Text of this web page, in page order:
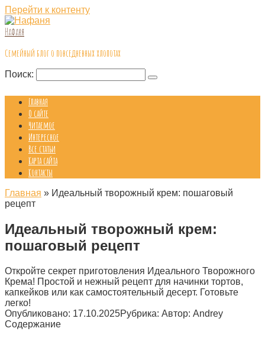
Перейти к контенту
Нафаня
Семейный блог о повседневных хлопотах
Поиск:
Главная
О сайте
Читаемое
Интересное
Все статьи
Карта сайта
Контакты
Главная » Идеальный творожный крем: пошаговый
рецепт
Идеальный творожный крем:
пошаговый рецепт
Откройте секрет приготовления Идеального Творожного
Крема! Простой и нежный рецепт для начинки тортов,
капкейков или как самостоятельный десерт. Готовьте
легко!
Опубликовано: 17.10.2025Рубрика: Автор: Andrey
Содержание